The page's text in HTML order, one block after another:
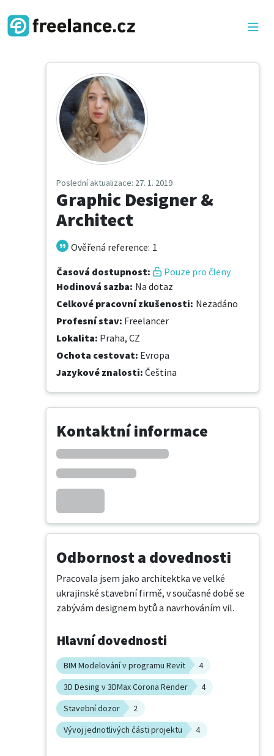
Poslední aktualizace: 27. 1. 2019
Graphic Designer &
Architect
Ověřená reference: 1
Časová dostupnost:
Pouze pro členy
Hodinová sazba: Na dotaz
Celkové pracovní zkušenosti: Nezadáno
Profesní stav: Freelancer
Lokalita: Praha, CZ
Ochota cestovat: Evropa
Jazykové znalosti: Čeština
Kontaktní informace
Odbornost a dovednosti
Pracovala jsem jako architektka ve velké
ukrajinské stavební firmě, v současné době se
zabývám designem bytů a navrhováním vil.
Hlavní dovednosti
BIM Modelování v programu Revit
4
3D Desing v 3DMax Corona Render
4
Stavební dozor
2
Vývoj jednotlivých části projektu
4